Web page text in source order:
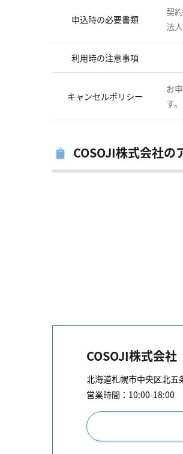
申込時の必要書類
契
法
利用時の注意事項
キャンセルポリシー
お
す。
COSOJI株式会社の
COSOJI株式会社
北海道札幌市中央区北五
営業時間：10:00-18:00